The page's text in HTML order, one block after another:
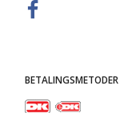
BETALINGSMETODER